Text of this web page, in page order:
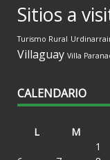
Sitios a
Turismo Rural
Villaguay Villa
CALENDARIO
L
M
1